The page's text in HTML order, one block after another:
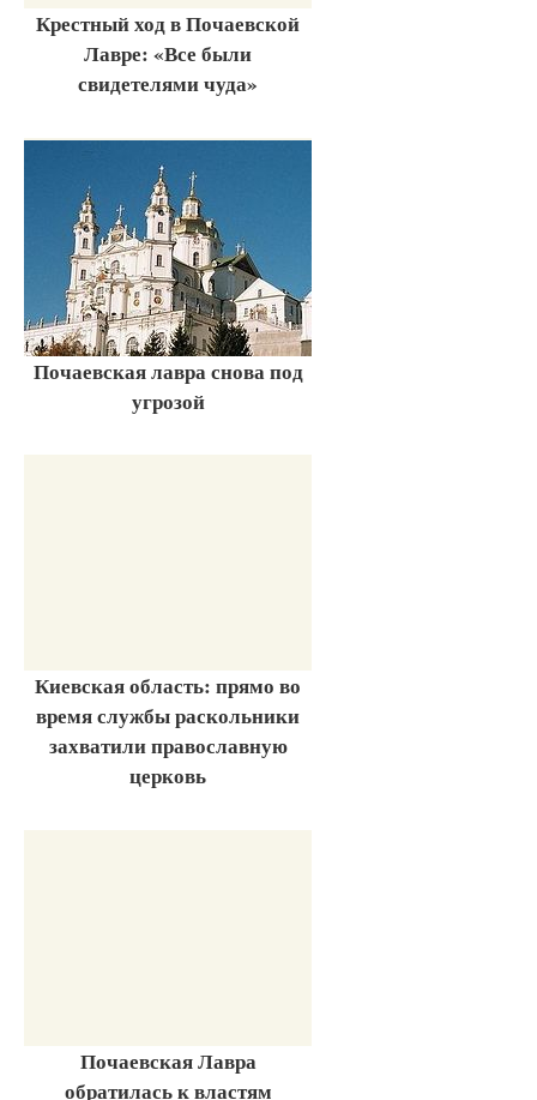
Крестный ход в Почаевской
Лавре: «Все были
свидетелями чуда»
Почаевская лавра снова под
угрозой
Киевская область: прямо во
время службы раскольники
захватили православную
церковь
Почаевская Лавра
обратилась к властям